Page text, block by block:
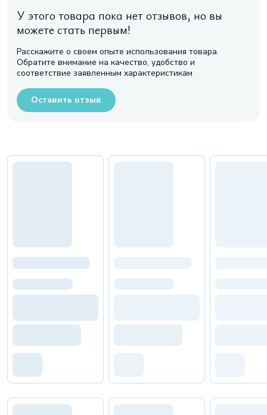
У этого товара пока нет отзывов, но вы
можете стать первым!
Расскажите о своем опыте использования товара.
Обратите внимание на качество, удобство и
соответствие заявленным характеристикам
Оставить отзыв